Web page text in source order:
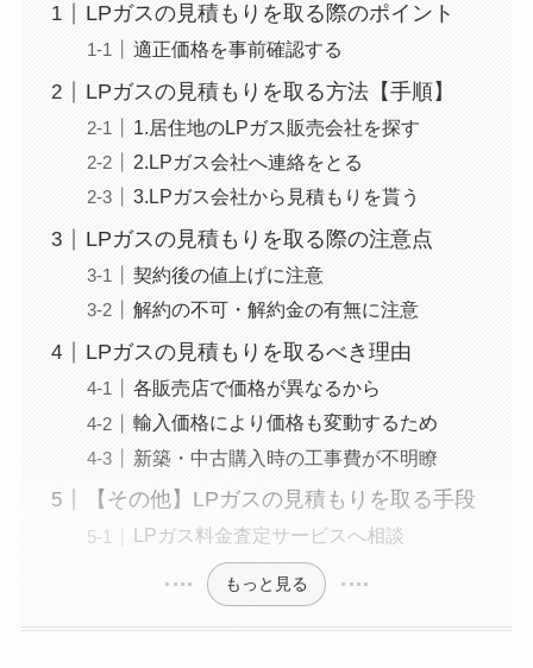
LPガスの見積もりを取る際のポイント
適正価格を事前確認する
LPガスの見積もりを取る方法【手順】
1.居住地のLPガス販売会社を探す
2.LPガス会社へ連絡をとる
3.LPガス会社から見積もりを貰う
LPガスの見積もりを取る際の注意点
契約後の値上げに注意
解約の不可・解約金の有無に注意
LPガスの見積もりを取るべき理由
各販売店で価格が異なるから
輸入価格により価格も変動するため
新築・中古購入時の工事費が不明瞭
【その他】LPガスの見積もりを取る手段
LPガス料金査定サービスへ相談
もっと見る